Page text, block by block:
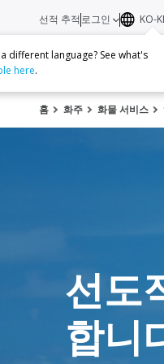
선적 추적 로그인 KO-
different language? See what's
here.
홈 화주 화물 서비스
선도
합니